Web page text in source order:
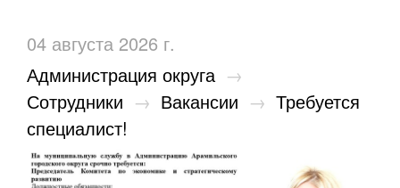
04 августа 2026 г.
Администрация округа →
Сотрудники → Вакансии → Требуется
специалист!